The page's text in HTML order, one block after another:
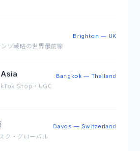
ツ戦略の世界最前線
Brighton — UK
Shop・UGC
Bangkok — Thailand
ク・グローバル
Davos — Switzerland